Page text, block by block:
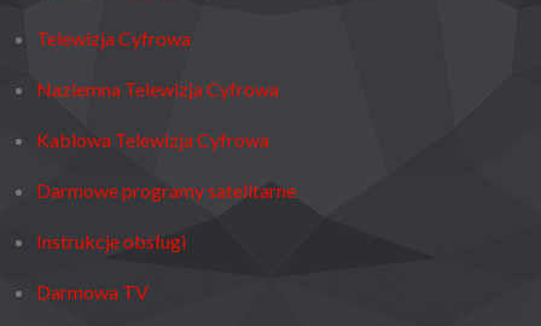
Telewizja Cyfrowa
Naziemna Telewizja Cyfrowa
Kablowa Telewizja Cyfrowa
Darmowe programy satelitarne
Instrukcje obsługi
Darmowa TV